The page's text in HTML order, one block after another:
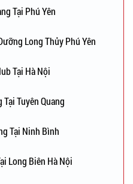
Tại Phú Yên
Long Thủy Phú Yên
Tại Hà Nội
Tuyên Quang
Tại Ninh Bình
Long Biên Hà Nội